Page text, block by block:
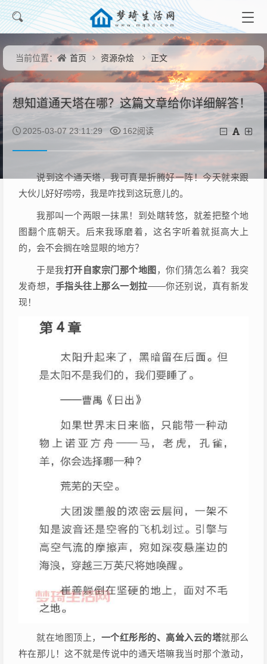
当前位置： 首页 资源杂烩 正文
想知道通天塔在哪？这篇文章给你详细解答！
2025-03-07 23:11:29 162阅读
说到这个通天塔，我可真是折腾好一阵！今天就来跟
大伙儿好好唠唠，我是咋找到这玩意儿的。
我那叫一个两眼一抹黑！到处瞎转悠，就差把整个地
图翻个底朝天。后来我琢磨着，这名字听着就挺高大上
的，会不会搁在啥显眼的地方？
于是我打开自家宗门那个地图 ，你们猜怎么着？我突
发奇想， 手指头往上那么一划拉——你还别说，真有新发
现！
就在地图顶上， 一个红彤彤的、高耸入云的塔就那么
杵在那儿！这不就是传说中的通天塔嘛我当时那个激动，